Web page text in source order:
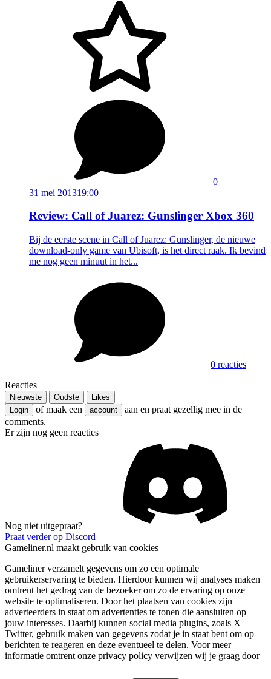
0
31 mei 201319:00
Review: Call of Juarez: Gunslinger Xbox 360
Bij de eerste scene in Call of Juarez: Gunslinger, de nieuwe
download-only game van Ubisoft, is het direct raak. Ik bevind
me nog geen minuut in het...
0 reacties
Reacties
Nieuwste Oudste
Likes
Login
of maak een account
aan en praat gezellig mee in de
comments.
Er zijn nog geen reacties
Nog niet uitgepraat?
Praat verder op Discord
Gameliner.nl maakt gebruik van cookies
Gameliner verzamelt gegevens om zo een optimale
gebruikerservaring te bieden. Hierdoor kunnen wij analyses maken
omtrent het gedrag van de bezoeker om zo de ervaring op onze
website te optimaliseren. Door het plaatsen van cookies zijn
adverteerders in staat om advertenties te tonen die aansluiten op
jouw interesses. Daarbij kunnen social media plugins, zoals X
Twitter, gebruik maken van gegevens zodat je in staat bent om op
berichten te reageren en deze eventueel te delen. Voor meer
informatie omtrent onze privacy policy verwijzen wij je graag door